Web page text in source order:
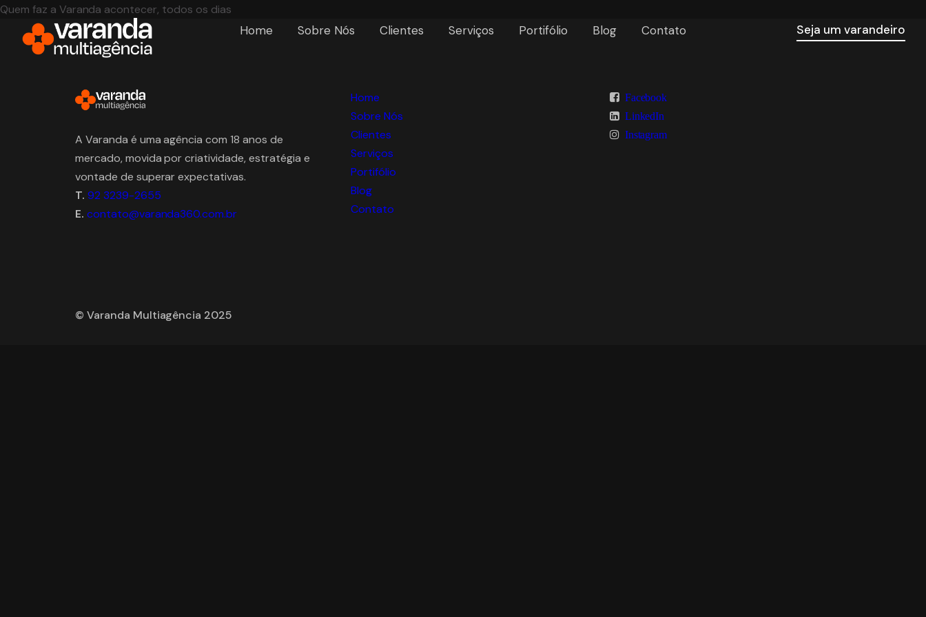
Home Sobre Nós Clientes Serviços Portifólio Blog Contato Seja um varandeiro
Quem faz a Varanda acontecer, todos os dias
A Varanda é uma agência com 18 anos de
mercado, movida por criatividade, estratégia e
vontade de superar expectativas.
T. 92 3239-2655
E. contato@varanda360.com.br
Home
Sobre Nós
Clientes
Serviços
Portifólio
Blog
Contato
Facebook
LinkedIn
Instagram
© Varanda Multiagência 2025